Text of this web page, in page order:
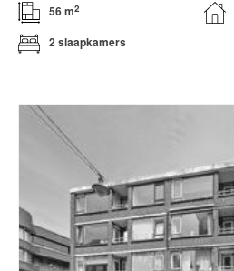
56 m2
2 slaapkamers